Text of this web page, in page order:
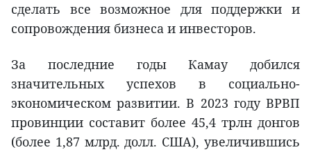
сделать все возможное для поддержки и
сопровождения бизнеса и инвесторов.
За последние годы Камау добился
значительных успехов в социально-
экономическом развитии. В 2023 году ВРВП
провинции составит более 45,4 трлн донгов
(более 1,87 млрд. долл. США), увеличившись